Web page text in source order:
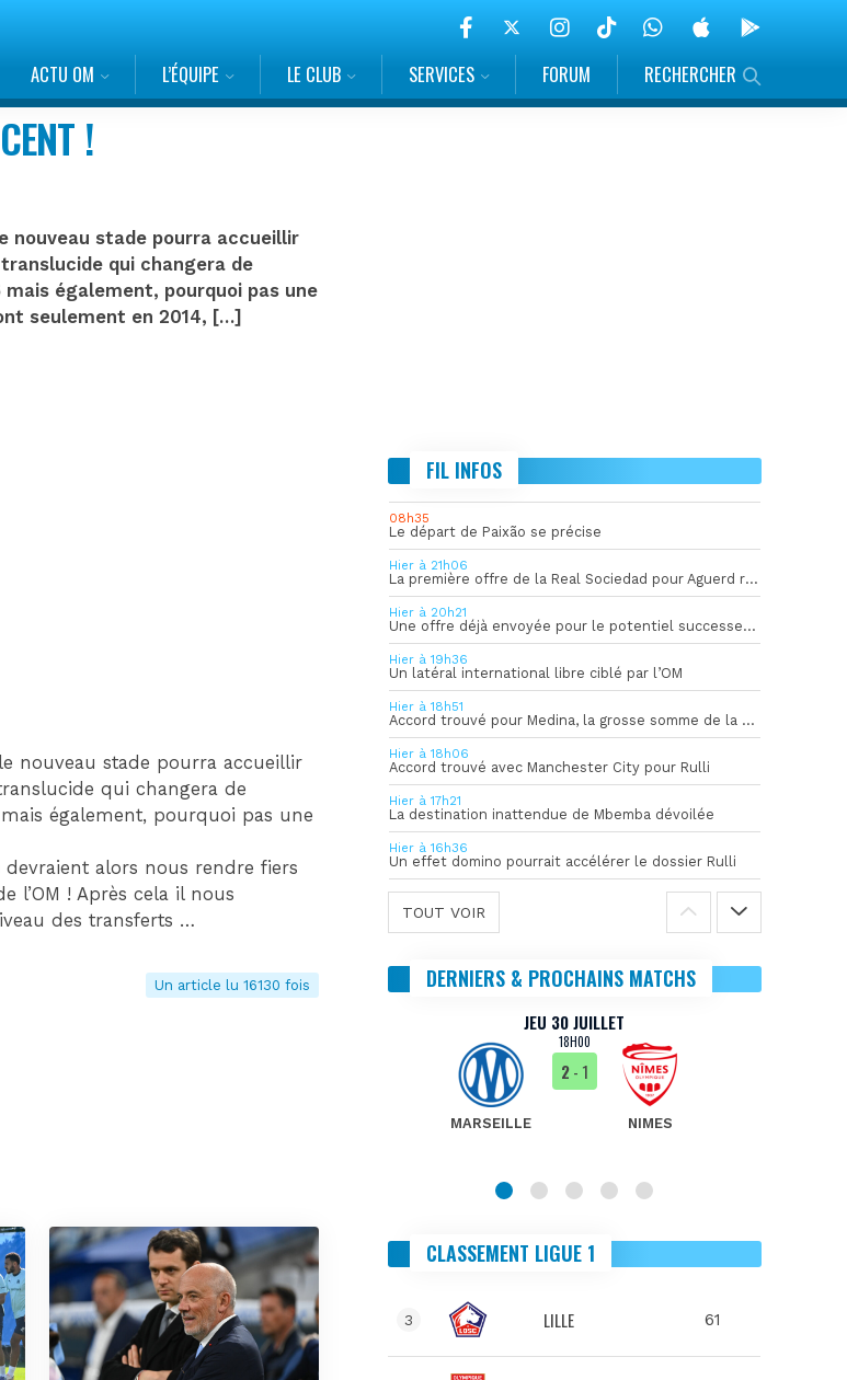
ACTU OM L’ÉQUIPE LE CLUB SERVICES FORUM RECHERCHER
!
nouveau stade pourra accueillir
qui changera de
également, pourquoi pas une
seulement en 2014, […]
nouveau stade pourra accueillir
qui changera de
également, pourquoi pas une
alors nous rendre fiers
l’OM ! Après cela il nous
des transferts …
Un article lu 16130 fois
FIL INFOS
08h35
Le départ de Paixão se précise
Hier à 21h06
La première offre de la Real Sociedad pour Aguerd refusée par l’OM
Hier à 20h21
Une offre déjà envoyée pour le potentiel successeur de Rulli
Hier à 19h36
Un latéral international libre ciblé par l’OM
Hier à 18h51
Accord trouvé pour Medina, la grosse somme de la vente dévoilée
Hier à 18h06
Accord trouvé avec Manchester City pour Rulli
Hier à 17h21
La destination inattendue de Mbemba dévoilée
Hier à 16h36
Un effet domino pourrait accélérer le dossier Rulli
TOUT VOIR
DERNIERS & PROCHAINS MATCHS
JEU 30 JUILLET
18H00
MARSEILLE
2- 1
NIMES
CLASSEMENT LIGUE 1
3 LILLE 61